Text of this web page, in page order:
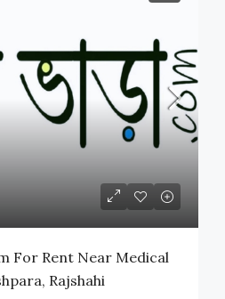
For Rent Near Medical
Rajshahi